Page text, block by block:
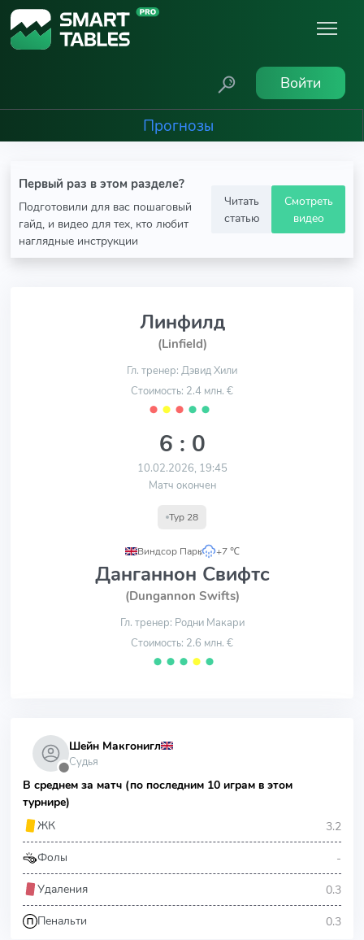
Войти
Прогнозы
Первый раз в этом разделе?
Подготовили для вас пошаговый
гайд, и видео для тех, кто любит
наглядные инструкции
Читать
статью
Смотреть
видео
Линфилд
(Linfield)
Гл. тренер: Дэвид Хили
Стоимость: 2.4 млн. €
⬤ ⬤ ⬤ ⬤ ⬤
6 : 0
10.02.2026, 19:45
Матч окончен
Тур 28
Виндсор Парк
, +7 ℃
Данганнон Свифтс
(Dungannon Swifts)
Гл. тренер: Родни Макари
Стоимость: 2.6 млн. €
⬤ ⬤ ⬤ ⬤ ⬤
⬤
Шейн Макгонигл
Судья
В среднем за матч (по последним 10 играм в этом
турнире)
ЖК
3.2
Фолы -
Удаления 0.3
Пенальти 0.3